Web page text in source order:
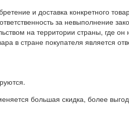
и доставка конкретного
за невыполнение
на территории страны, где он
в стране покупателя является
большая скидка, более